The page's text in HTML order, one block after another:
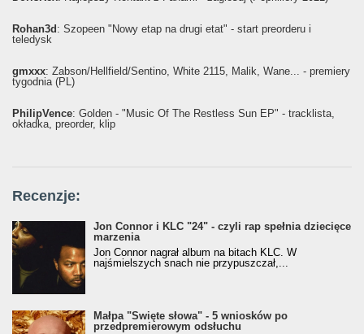
Rohan3d: Szopeen "Nowy etap na drugi etat" - start preorderu i
teledysk
gmxxx: Żabson/Hellfield/Sentino, White 2115, Malik, Wane... - premiery
tygodnia (PL)
PhilipVence: Golden - "Music Of The Restless Sun EP" - tracklista,
okładka, preorder, klip
Recenzje:
Jon Connor i KLC "24" - czyli rap spełnia dziecięce
marzenia
Jon Connor nagrał album na bitach KLC. W
najśmielszych snach nie przypuszczał,...
Małpa "Święte słowa" - 5 wniosków po
przedpremierowym odsłuchu